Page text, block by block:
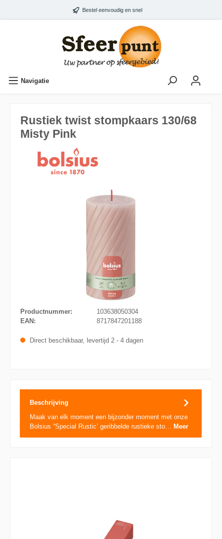
Bestel eenvoudig en snel
Navigatie
Rustiek twist stompkaars 130/68
Misty Pink
Productnummer:
103638050304
EAN:
8717847201188
Direct beschikbaar, levertijd 2 - 4 dagen
Beschrijving
Maak van elk moment een bijzonder moment met onze
Bolsius “Special Rustic’ geribbelde rustieke sto… Meer